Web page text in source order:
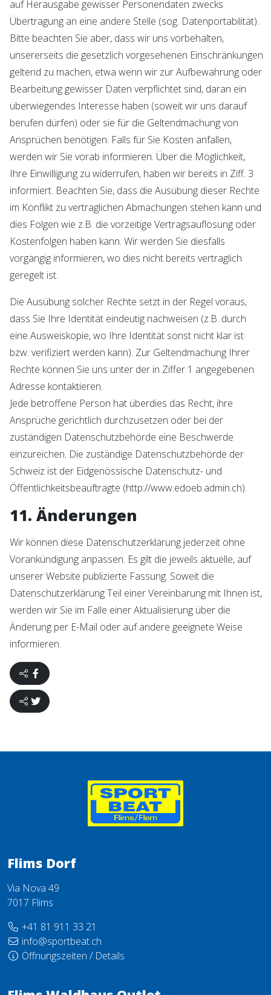
auf Herausgabe gewisser Personendaten zwecks
Übertragung an eine andere Stelle (sog. Datenportabilität).
Bitte beachten Sie aber, dass wir uns vorbehalten,
unsererseits die gesetzlich vorgesehenen Einschränkungen
geltend zu machen, etwa wenn wir zur Aufbewahrung oder
Bearbeitung gewisser Daten verpflichtet sind, daran ein
überwiegendes Interesse haben (soweit wir uns darauf
berufen dürfen) oder sie für die Geltendmachung von
Ansprüchen benötigen. Falls für Sie Kosten anfallen,
werden wir Sie vorab informieren. Über die Möglichkeit,
Ihre Einwilligung zu widerrufen, haben wir bereits in Ziff. 3
informiert. Beachten Sie, dass die Ausübung dieser Rechte
im Konflikt zu vertraglichen Abmachungen stehen kann und
dies Folgen wie z.B. die vorzeitige Vertragsauflösung oder
Kostenfolgen haben kann. Wir werden Sie diesfalls
vorgängig informieren, wo dies nicht bereits vertraglich
geregelt ist.
Die Ausübung solcher Rechte setzt in der Regel voraus,
dass Sie Ihre Identität eindeutig nachweisen (z.B. durch
eine Ausweiskopie, wo Ihre Identität sonst nicht klar ist
bzw. verifiziert werden kann). Zur Geltendmachung Ihrer
Rechte können Sie uns unter der in Ziffer 1 angegebenen
Adresse kontaktieren.
Jede betroffene Person hat überdies das Recht, ihre
Ansprüche gerichtlich durchzusetzen oder bei der
zuständigen Datenschutzbehörde eine Beschwerde
einzureichen. Die zuständige Datenschutzbehörde der
Schweiz ist der Eidgenössische Datenschutz- und
Öffentlichkeitsbeauftragte (http://www.edoeb.admin.ch).
11. Änderungen
Wir können diese Datenschutzerklärung jederzeit ohne
Vorankündigung anpassen. Es gilt die jeweils aktuelle, auf
unserer Website publizierte Fassung. Soweit die
Datenschutzerklärung Teil einer Vereinbarung mit Ihnen ist,
werden wir Sie im Falle einer Aktualisierung über die
Änderung per E-Mail oder auf andere geeignete Weise
informieren.
Flims Dorf
Via Nova 49
7017 Flims
+41 81 911 33 21
info@sportbeat.ch
Öffnungszeiten / Details